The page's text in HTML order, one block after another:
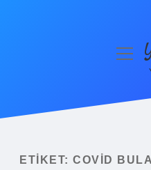
Yasal Uyarı
ETIKET: COVID